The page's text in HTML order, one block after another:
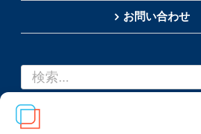
お問い合わせ
索
…